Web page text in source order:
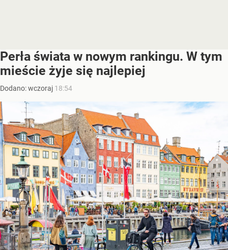
Perła świata w nowym rankingu. W tym
mieście żyje się najlepiej
Dodano:wczoraj 18:54